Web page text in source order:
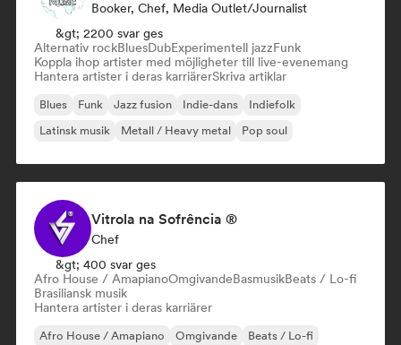
Booker, Chef, Media Outlet/Journalist
&gt; 2200 svar ges
Alternativ rockBluesDubExperimentell jazzFunk
Koppla ihop artister med möjligheter till live-evenemang
Hantera artister i deras karriärerSkriva artiklar
Blues Funk Jazz fusion Indie-dans
Indiefolk
Latinsk musik
Metall / Heavy metal Pop soul
Vitrola na Sofrência ®
Chef
&gt; 400 svar ges
Afro House / AmapianoOmgivandeBasmusikBeats / Lo-fi
Brasiliansk musik
Hantera artister i deras karriärer
Afro House / Amapiano Omgivande
Beats / Lo-fi